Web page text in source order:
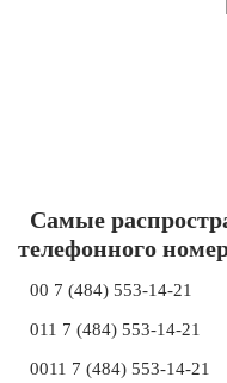
Самые
телефонного
00 7 (484) 553-14-21
011 7 (484) 553-14-21
0011 7 (484) 553-14-21